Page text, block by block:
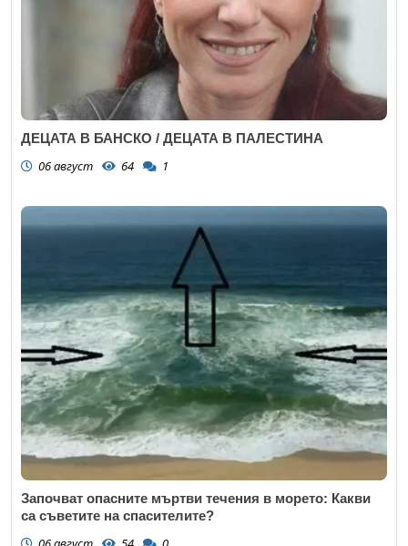
ДЕЦАТА В БАНСКО / ДЕЦАТА В ПАЛЕСТИНА
06 август 64 1
Започват опасните мъртви течения в морето: Какви
са съветите на спасителите?